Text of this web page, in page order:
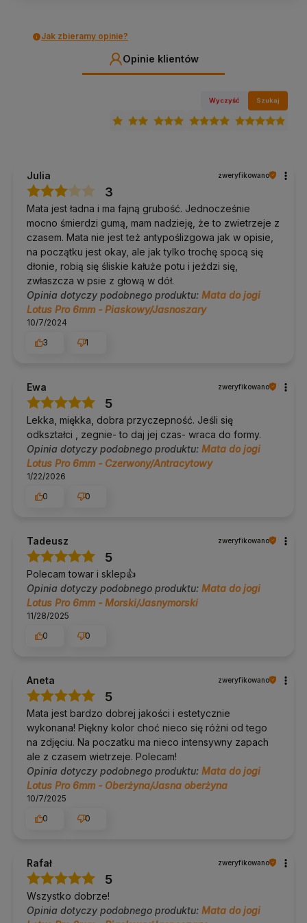
średniej intensywności.
Pielęgnacja i trwałość
Przecieraj wilgotną ściereczką; TPE nie nasiąka i szybko
Nie wystawiaj na słońce ani wysokie temperatury.
Przechowuj zwiniętą, w cieniu.
Pokrowiec lub pasek do noszenia
na zajęcia. pokrowce na maty
Klocki i pasek do jogi , wsparcie w jodze i pilatesie.
do jogi·paski do maty
Ręcznik na matę
, przy intensywniejszym treningu.
ręczniki na matę
Nie wiesz, którą matę wybrać?Zajrzyj doporadnika:
jaką matę do jogi wybrać.
Najczęstsze pytania
Czy 6 mm nadaje się do dynamicznej jogi?
Czy sprawdzi się w hot jodze?
Nie polecamy. Przy mocnym poceniu TPE robi się śliskie,
dlatego do hot jogi lepiej sprawdzą się korek, mikrofibra albo
Czy mata jest ekologiczna?
Wg deklaracji producenta pianka TPE ulega biodegradacji i nie
Około 1,1 kg (±15%), czyli niewiele jak na matę o grubości 6 mm.
Co daje komórkowa struktura z obu stron?
Zwiększa przyczepność zarówno pod dłońmi, jak i do podłogi,
dzięki czemu mata przylega całą powierzchnią i nie przesuwa
Dostawa:
Polska i UE, darmowa od 100 zł.
Zwroty:14 dni bez podania przyczyny.
Pomoc w doborze:tel. 690 447 426 (pon–pt 9:30–16:30),
info@yogabazar.pl.
Kolor / wzór
Wariant Oberżyna. Pozostałe cechy są wspólne dla wszystkich
wariantów tego modelu.
O marce Bodhi Yoga
portfolio mat w kilku materiałach, od PVC przez kauczuk i korek
aż po TPE.
Od 2014 roku doradzamy w doborze sprzętu do jogi i pilatesu:
klienci najczęściej pytają nas, która mata sprawdzi się w ich
praktyce, a po naszym bezpłatnym doradztwie zwroty mat
Jak zbieramy opinie?
Opinie klientów
Wyczyść Szukaj
Julia zweryfikowano
3
Mata jest ładna i ma fajną grubość. Jednocześnie
mocno śmierdzi gumą, mam nadzieję, że to zwietrzeje z
czasem. Mata nie jest też antypoślizgowa jak w opisie,
na początku jest okay, ale jak tylko trochę spocą się
dłonie, robią się śliskie kałuże potu i jeździ się,
zwłaszcza w psie z głową w dół.
Opinia dotyczy podobnego produktu: Mata do jogi
Lotus Pro 6mm - Piaskowy/Jasnoszary
10/7/2024
3
1
Ewa zweryfikowano
5
Lekka, miękka, dobra przyczepność. Jeśli się
odkształci , zegnie- to daj jej czas- wraca do formy.
Opinia dotyczy podobnego produktu: Mata do jogi
Lotus Pro 6mm - Czerwony/Antracytowy
1/22/2026
0
0
Tadeusz zweryfikowano
5
Polecam towar i sklep👍️
Opinia dotyczy podobnego produktu: Mata do jogi
Lotus Pro 6mm - Morski/Jasnymorski
11/28/2025
0
0
Aneta zweryfikowano
5
Mata jest bardzo dobrej jakości i estetycznie
wykonana! Piękny kolor choć nieco się różni od tego
na zdjęciu. Na poczatku ma nieco intensywny zapach
ale z czasem wietrzeje. Polecam!
Opinia dotyczy podobnego produktu: Mata do jogi
Lotus Pro 6mm - Oberżyna/Jasna oberżyna
10/7/2025
0
0
Rafał zweryfikowano
5
Wszystko dobrze!
Opinia dotyczy podobnego produktu: Mata do jogi